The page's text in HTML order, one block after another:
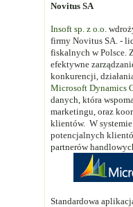
Novitus SA
Insoft sp. z o.o.
firmy Novitus SA. -
fiskalnych w Polsce.
efektywne
konkurencji,
Microsoft Dynamics
danych, która
marketingu, oraz
klientów. W systemie
potencjalnych
partnerów
Standardowa